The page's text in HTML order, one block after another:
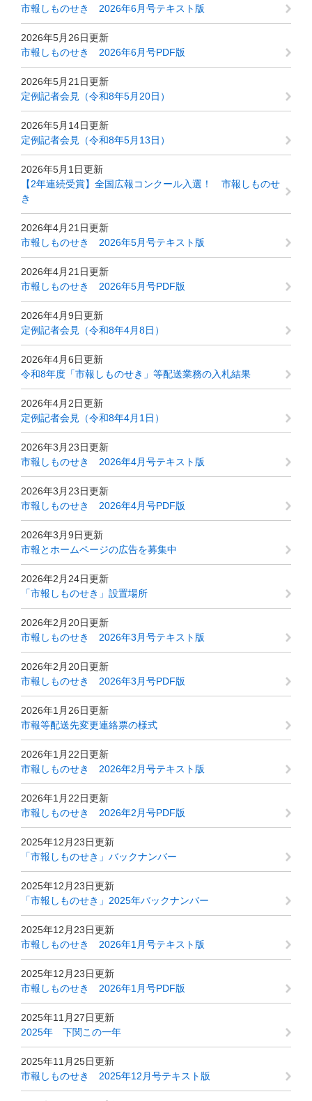
市報しものせき 2026年6月号テキスト版
2026年5月26日更新
市報しものせき 2026年6月号PDF版
2026年5月21日更新
定例記者会見（令和8年5月20日）
2026年5月14日更新
定例記者会見（令和8年5月13日）
2026年5月1日更新
【2年連続受賞】全国広報コンクール入選！ 市報しものせ
き
2026年4月21日更新
市報しものせき 2026年5月号テキスト版
2026年4月21日更新
市報しものせき 2026年5月号PDF版
2026年4月9日更新
定例記者会見（令和8年4月8日）
2026年4月6日更新
令和8年度「市報しものせき」等配送業務の入札結果
2026年4月2日更新
定例記者会見（令和8年4月1日）
2026年3月23日更新
市報しものせき 2026年4月号テキスト版
2026年3月23日更新
市報しものせき 2026年4月号PDF版
2026年3月9日更新
市報とホームページの広告を募集中
2026年2月24日更新
「市報しものせき」設置場所
2026年2月20日更新
市報しものせき 2026年3月号テキスト版
2026年2月20日更新
市報しものせき 2026年3月号PDF版
2026年1月26日更新
市報等配送先変更連絡票の様式
2026年1月22日更新
市報しものせき 2026年2月号テキスト版
2026年1月22日更新
市報しものせき 2026年2月号PDF版
2025年12月23日更新
「市報しものせき」バックナンバー
2025年12月23日更新
「市報しものせき」2025年バックナンバー
2025年12月23日更新
市報しものせき 2026年1月号テキスト版
2025年12月23日更新
市報しものせき 2026年1月号PDF版
2025年11月27日更新
2025年 下関この一年
2025年11月25日更新
市報しものせき 2025年12月号テキスト版